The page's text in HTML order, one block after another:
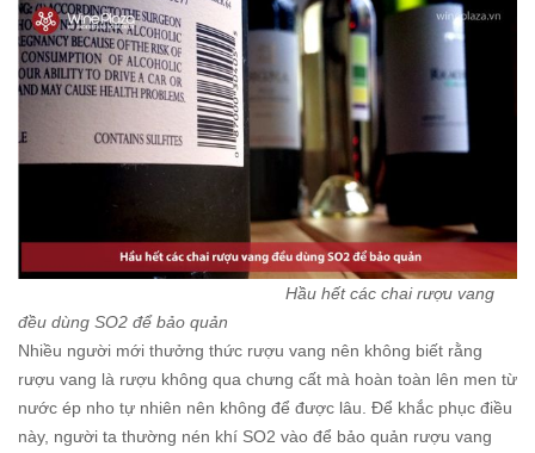
Hầu hết các chai rượu vang
đều dùng SO2 để bảo quản
Nhiều người mới thưởng thức rượu vang nên không biết rằng
rượu vang là rượu không qua chưng cất mà hoàn toàn lên men từ
nước ép nho tự nhiên nên không để được lâu. Để khắc phục điều
này, người ta thường nén khí SO2 vào để bảo quản rượu vang